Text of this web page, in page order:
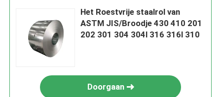
Het Roestvrije staalrol van
ASTM JIS/Broodje 430 410 201
202 301 304 304l 316 316l 310
Doorgaan